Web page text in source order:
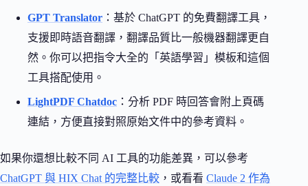
GPT Translator ：基於 ChatGPT 的免費翻譯工具，
支援即時語音翻譯，翻譯品質比一般機器翻譯更自
然。你可以把指令大全的「英語學習」模板和這個
工具搭配使用。
LightPDF Chatdoc ：分析 PDF 時回答會附上頁碼
連結，方便直接對照原始文件中的參考資料。
如果你還想比較不同 AI 工具的功能差異，可以參考
ChatGPT 與 HIX Chat 的完整比較 ，或看看 Claude 2 作為